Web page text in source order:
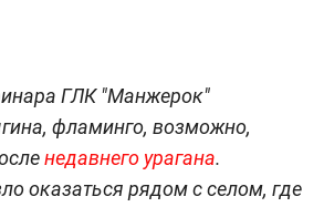
ГЛК "Манжерок"
фламинго, возможно,
недавнего урагана.
оказаться рядом с селом, где